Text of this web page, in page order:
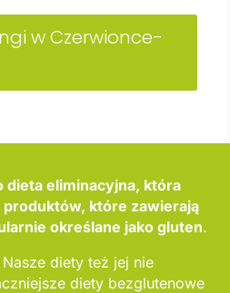
w Czerwionce-
dieta eliminacyjna, która
które zawierają
określane jako gluten.
diety też jej nie
diety bezglutenowe